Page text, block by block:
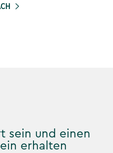
sein und einen
erhalten